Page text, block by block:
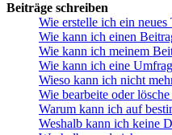
Beiträge schreiben
Wie erstelle ich ein
Wie kann ich einen
Wie kann ich meinem
Wie kann ich eine
Wieso kann ich nicht
Wie bearbeite oder
Warum kann ich auf
Weshalb kann ich keine